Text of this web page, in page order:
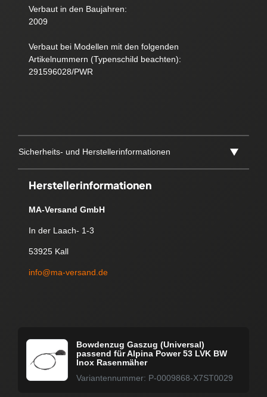
Verbaut in den Baujahren:
2009
Verbaut bei Modellen mit den folgenden
Artikelnummern (Typenschild beachten):
291596028/PWR
Sicherheits- und Herstellerinformationen
Herstellerinformationen
MA-Versand GmbH
In der Laach- 1-3
53925 Kall
info@ma-versand.de
Bowdenzug Gaszug (Universal)
passend für Alpina Power 53 LVK BW
Inox Rasenmäher
Variantennummer: P-0009868-X7ST0029